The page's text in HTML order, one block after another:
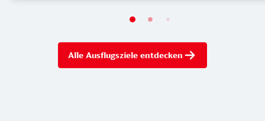
Alle Ausflugsziele entdecken